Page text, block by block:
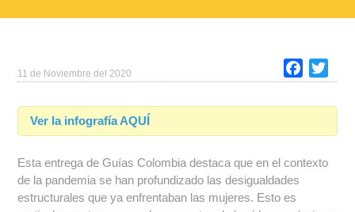
11 de Noviembre del 2020
Ver la infografía AQUÍ
Esta entrega de Guías Colombia destaca que en el contexto
de la pandemia se han profundizado las desigualdades
estructurales que ya enfrentaban las mujeres. Esto es